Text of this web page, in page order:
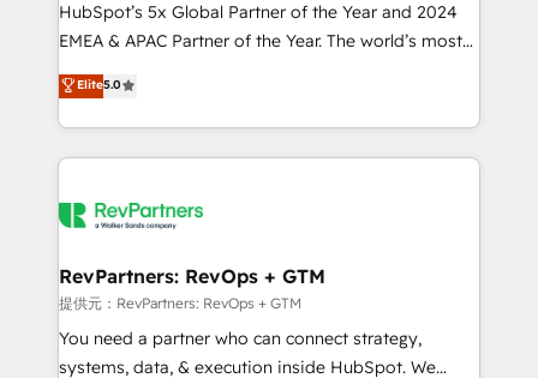
HubSpot’s 5x Global Partner of the Year and 2024
EMEA & APAC Partner of the Year. The world’s most
experienced and fully accredited HubSpot Solutions
Partner. 🚀 With 2,750+ HubSpot projects delivered
and 370+ specialists across EMEA, APAC and NAM,
we de-risk complex CRM programmes and
multi-region migrations to AI-powered automation,
scale. 🏆 HubSpot’s CEO called us “the partner of the
future.” Others agree it is proof of trust built through
measurable impact.
Elite5.0
RevPartners: RevOps + GTM
提供元：RevPartners: RevOps + GTM
You need a partner who can connect strategy,
systems, data, & execution inside HubSpot. We